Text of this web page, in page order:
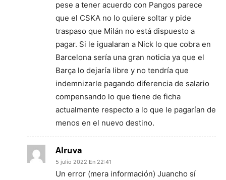
pese a tener acuerdo con Pangos parece
que el CSKA no lo quiere soltar y pide
traspaso que Milán no está dispuesto a
pagar. Si le igualaran a Nick lo que cobra en
Barcelona sería una gran noticia ya que el
Barça lo dejaría libre y no tendría que
indemnizarle pagando diferencia de salario
compensando lo que tiene de ficha
actualmente respecto a lo que le pagarían de
menos en el nuevo destino.
Alruva
5 julio 2022 En 22:41
Un error (mera información) Juancho sí